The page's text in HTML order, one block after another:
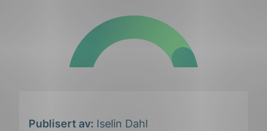
Publisert av: Iselin Dahl